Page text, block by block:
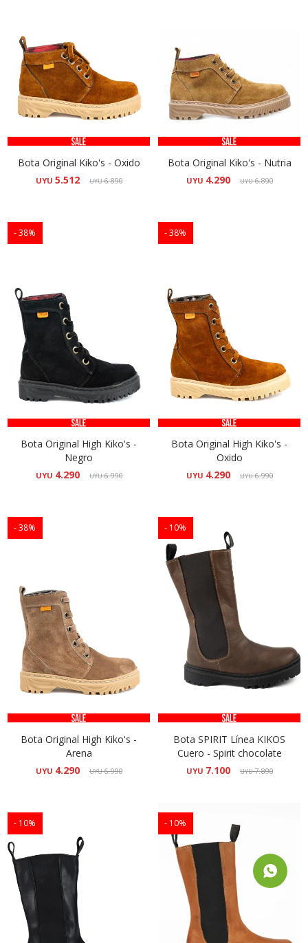
Bota Original Kiko's - Oxido
UYU 5.512 UYU6.890
Bota Original Kiko's - Nutria
UYU 4.290 UYU6.890
38
Bota Original High Kiko's -
Negro
UYU 4.290 UYU6.990
38
Bota Original High Kiko's -
Oxido
UYU 4.290 UYU6.990
38
Bota Original High Kiko's -
Arena
UYU 4.290 UYU6.990
10
Bota SPIRIT Línea KIKOS
Cuero - Spirit chocolate
UYU 7.100 UYU7.890
10 10